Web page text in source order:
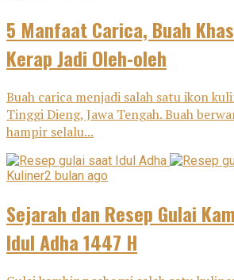
5 Manfaat Carica, Buah
Kerap Jadi Oleh-oleh
Buah carica menjadi salah satu ikon
Tinggi Dieng, Jawa Tengah. Buah
hampir selalu...
Kuliner2 bulan ago
Sejarah dan Resep Gulai
Idul Adha 1447 H